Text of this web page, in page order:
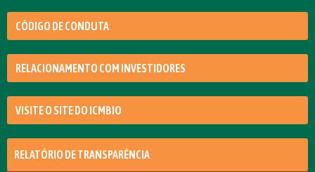
CÓDIGO DE CONDUTA
RELACIONAMENTO COM INVESTIDORES
VISITE O SITE DO ICMBIO
RELATÓRIO DE TRANSPARÊNCIA